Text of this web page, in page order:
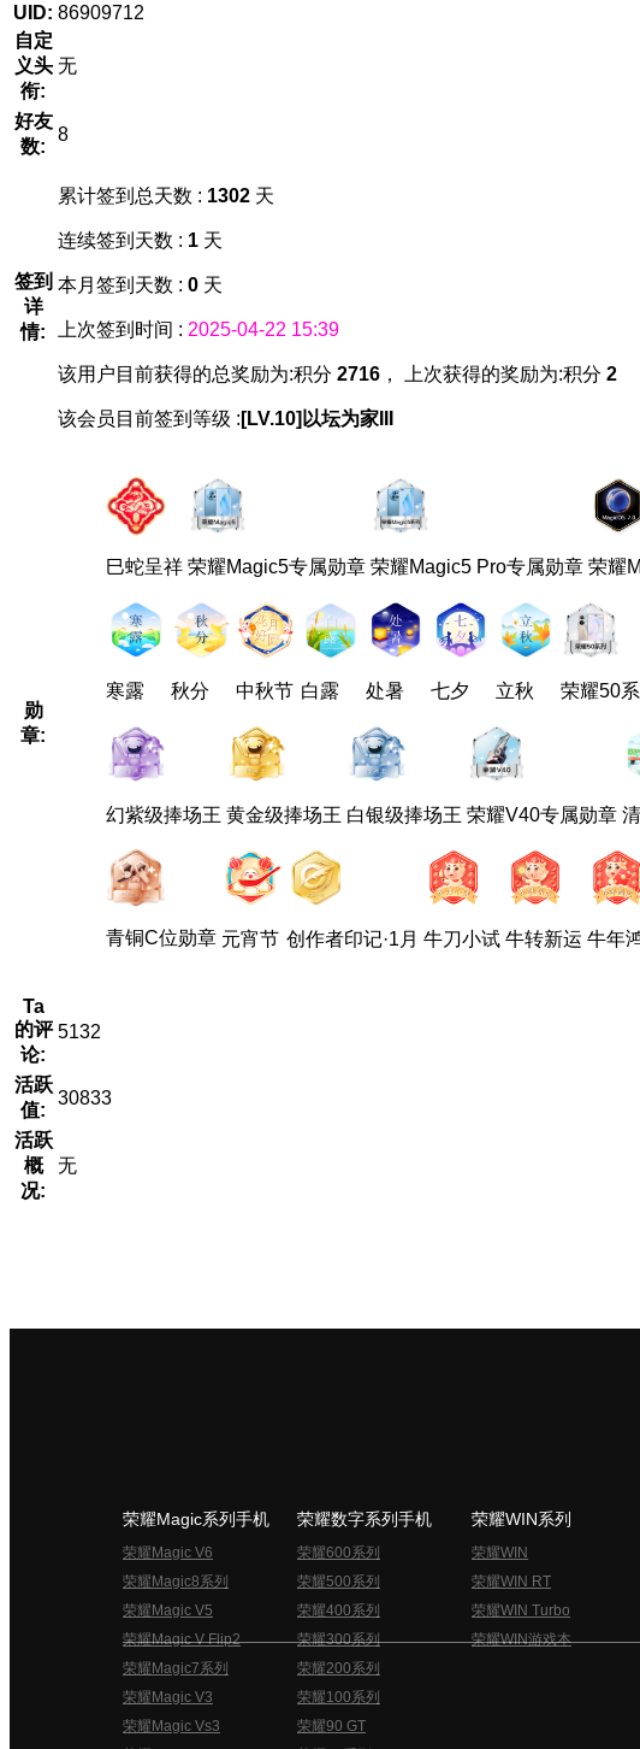
UID: 86909712
自定
义头
衔:
无
好友
数:
8
签到
详
情:
累计签到总天数 : 1302 天
连续签到天数 : 1 天
本月签到天数 : 0 天
上次签到时间 : 2025-04-22 15:39
该用户目前获得的总奖励为:积分 2716 ， 上次获得的奖励为:积分 2
该会员目前签到等级 : [LV.10]以坛为家III
勋
章:
巳蛇呈祥 荣耀Magic5专属勋章 荣耀Magic5 Pro专属勋章 荣耀
寒露 秋分 中秋节 白露 处暑 七夕 立秋 荣耀50系
幻紫级捧场王 黄金级捧场王 白银级捧场王 荣耀V40专属勋章
青铜C位勋章 元宵节 创作者印记·1月 牛刀小试 牛转新运 牛年
Ta
的评
论:
5132
活跃
值:
30833
活跃
概
况:
无
荣耀Magic系列手机
荣耀Magic V6
荣耀Magic8系列
荣耀Magic V5
荣耀Magic V Flip2
荣耀Magic7系列
荣耀Magic V3
荣耀Magic Vs3
荣耀数字系列手机
荣耀600系列
荣耀500系列
荣耀400系列
荣耀300系列
荣耀200系列
荣耀100系列
荣耀90 GT
荣耀WIN系列
荣耀WIN
荣耀WIN RT
荣耀WIN Turbo
荣耀WIN游戏本